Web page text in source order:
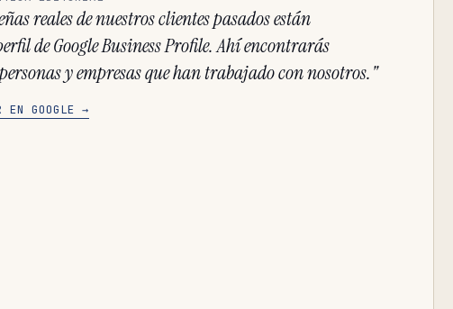
reales de nuestros clientes pasados están
de Google Business Profile. Ahí encontrarás
y empresas que han trabajado con nosotros."
EN GOOGLE →